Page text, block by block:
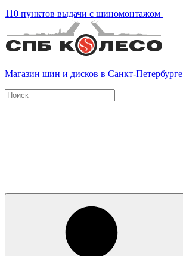
110 пунктов выдачи с шиномонтажом
Магазин шин и дисков в Санкт-Петербурге